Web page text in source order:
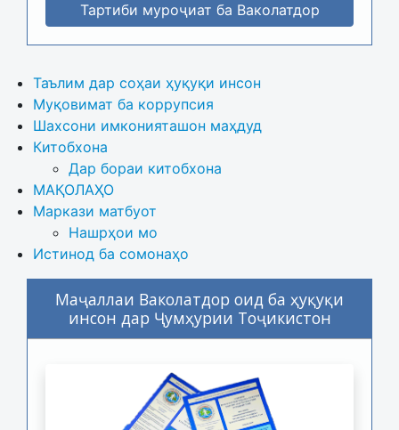
Тартиби муроҷиат ба Ваколатдор
Таълим дар соҳаи ҳуқуқи инсон
Муқовимат ба коррупсия
Шахсони имконияташон маҳдуд
Китобхона
Дар бораи китобхона
МАҚОЛАҲО
Маркази матбуот
Нашрҳои мо
Истинод ба сомонаҳо
Маҷаллаи Ваколатдор оид ба ҳуқуқи
инсон дар Ҷумҳурии Тоҷикистон